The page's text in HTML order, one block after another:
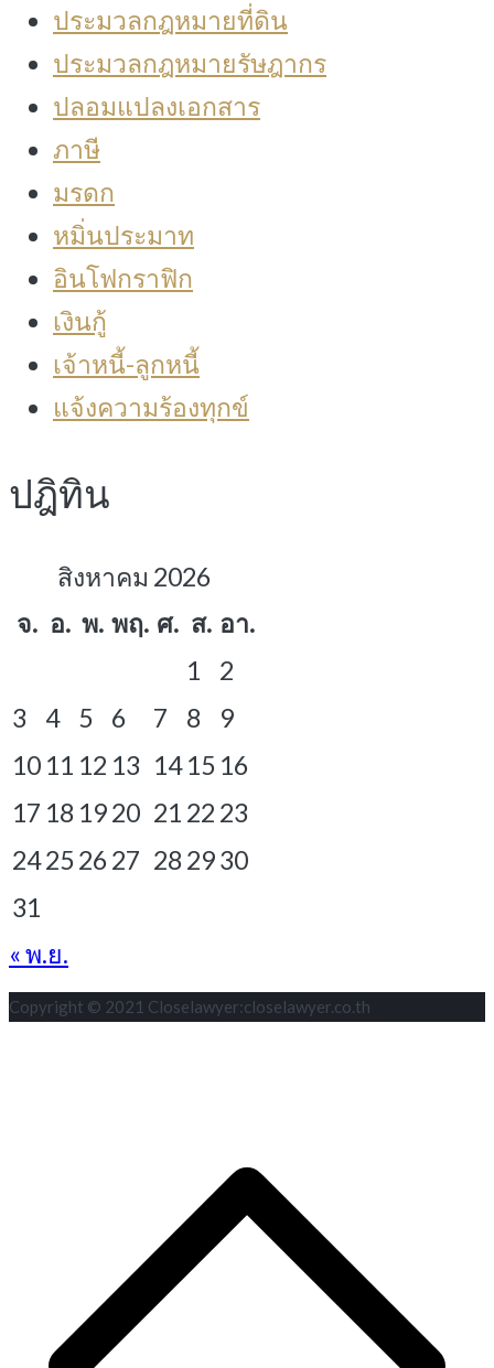
ประมวลกฎหมายที่ดิน
ประมวลกฎหมายรัษฎากร
ปลอมแปลงเอกสาร
ภาษี
มรดก
หมิ่นประมาท
อินโฟกราฟิก
เงินกู้
เจ้าหนี้-ลูกหนี้
แจ้งความร้องทุกข์
ปฎิทิน
สิงหาคม 2026
จ. อ. พ. พฤ. ศ. ส. อา.
1
2
3
4 5 6 7 8
9
10 11 12 13 14 15 16
17 18 1920 21 22 23
2425 26 27 28 2930
31
« พ.ย.
Copyright © 2021 Closelawyer:closelawyer.co.th